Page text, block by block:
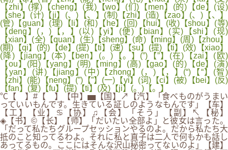
【zhi】(撑)【cheng】(我)【wo】(们)【men】(的)【de】(设)
【she】(计)【ji】(、)【、】(制)【zhi】(造)【zao】(、)【、】
(管)【guan】(理)【li】(和)【he】(回)【hui】(收)【shou】(等)
【deng】(，)【，】(以)【yi】(便)【bian】(实)【shi】(现)
【xian】(全)【quan】(生)【sheng】(命)【ming】(周)【zhou】
(期)【qi】(的)【de】(提)【ti】(速)【su】(提)【ti】(效)【xiao】
(降)【jiang】(本)【ben】(。)【。】(”)【”】(在)【zai】(欧)
【ou】(阳)【yang】(明)【ming】(高)【gao】(的)【de】(演)
【yan】(讲)【jiang】(中)【zhong】(，)【，】(“)【“】(智)
【zhi】(能)【neng】(”)【”】(一)【yi】(词)【ci】(被)【bei】(反)
【fan】(复)【fu】(提)【ti】(及)【ji】(。)【。】
℃【 】#【 】【中】▅【国】↗【汽】「食べものがうまい
っていいもんです。生きている証しのようなもんです」【车】
【工】【业】♋【协】♫【会】「そう」【副】↖【秘】
◈【书】©【长】【师】「だいたい全部よ」と彼女は言った。
「だって私たちグループセッションやるのよ。だから私たち大
抵のこと知ってるわよ。それに私と直子は二人で何もかも話し
あってるもの。ここにはそんな沢山秘密ってないのよ」【建】